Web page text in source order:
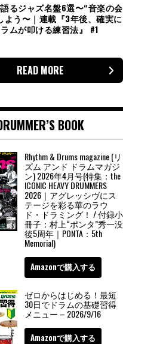
るジャズ名盤6選〜“音楽の会
よう〜｜連載『3年後、確実に
ムが叩ける練習法』 #1
READ MORE
BOOK
Rhythm & Drums magazine (リ
ズム アンド ドラムマガジ
ン) 2026年4月号(特集：the
ICONIC HEAVY DRUMMERS
2026｜アグレッシヴにス
テージを彩る華のラウ
ド・ドラミング！ / 付録小
冊子：村上“ポンタ”秀一没
後5周年｜PONTA：5th
Memorial)
Amazonで購入する
ゼロからはじめる！最短
30日でドラムの基礎習得
メニュー – 2026/9/16
Amazonで購入する